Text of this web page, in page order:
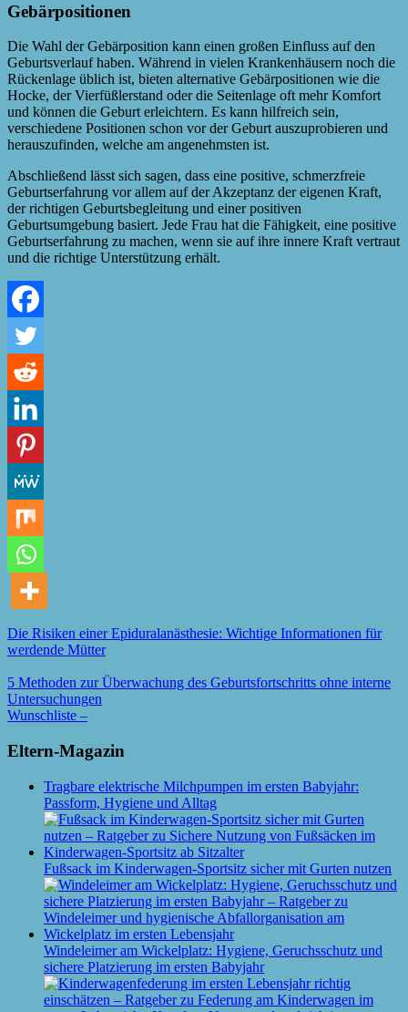
Gebärpositionen
Die Wahl der Gebärposition kann einen großen Einfluss auf den
Geburtsverlauf haben. Während in vielen Krankenhäusern noch die
Rückenlage üblich ist, bieten alternative Gebärpositionen wie die
Hocke, der Vierfüßlerstand oder die Seitenlage oft mehr Komfort
und können die Geburt erleichtern. Es kann hilfreich sein,
verschiedene Positionen schon vor der Geburt auszuprobieren und
herauszufinden, welche am angenehmsten ist.
Abschließend lässt sich sagen, dass eine positive, schmerzfreie
Geburtserfahrung vor allem auf der Akzeptanz der eigenen Kraft,
der richtigen Geburtsbegleitung und einer positiven
Geburtsumgebung basiert. Jede Frau hat die Fähigkeit, eine positive
Geburtserfahrung zu machen, wenn sie auf ihre innere Kraft vertraut
und die richtige Unterstützung erhält.
Die Risiken einer Epiduralanästhesie: Wichtige Informationen für
werdende Mütter
5 Methoden zur Überwachung des Geburtsfortschritts ohne interne
Untersuchungen
Wunschliste –
Eltern-Magazin
Tragbare elektrische Milchpumpen im ersten Babyjahr:
Passform, Hygiene und Alltag
Fußsack im Kinderwagen-Sportsitz sicher mit Gurten nutzen
Windeleimer am Wickelplatz: Hygiene, Geruchsschutz und
sichere Platzierung im ersten Babyjahr